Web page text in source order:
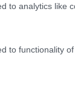
to analytics like
to functionality
si da' quello di